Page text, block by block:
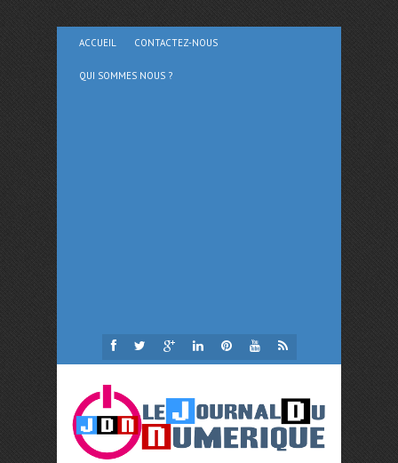
ACCUEIL CONTACTEZ-NOUS
QUI SOMMES NOUS ?